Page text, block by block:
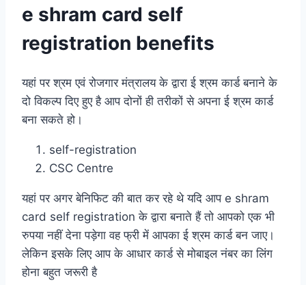
e shram card self
registration benefits
यहां पर श्रम एवं रोजगार मंत्रालय के द्वारा ई श्रम कार्ड बनाने के
दो विकल्प दिए हुए है आप दोनों ही तरीकों से अपना ई श्रम कार्ड
बना सकते हो।
self-registration
CSC Centre
यहां पर अगर बेनिफिट की बात कर रहे थे यदि आप e shram
card self registration के द्वारा बनाते हैं तो आपको एक भी
रुपया नहीं देना पड़ेगा वह फ्री में आपका ई श्रम कार्ड बन जाए।
लेकिन इसके लिए आप के आधार कार्ड से मोबाइल नंबर का लिंग
होना बहुत जरूरी है